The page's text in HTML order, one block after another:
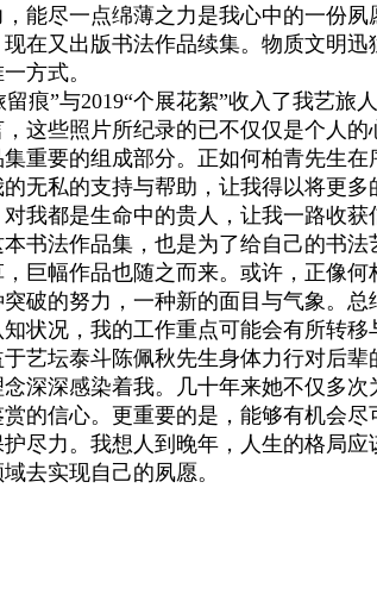
能尽一点绵薄之力是我心中的一份
现在又出版书法作品续集。物质文明
方式。
”与2019“个展花絮”收入了我艺旅
这些照片所纪录的已不仅仅是个人
重要的组成部分。正如何柏青先生
无私的支持与帮助，让我得以将更
我都是生命中的贵人，让我一路收
书法作品集，也是为了给自己的书法
巨幅作品也随之而来。或许，正像
破的努力，一种新的面目与气象。
状况，我的工作重点可能会有所转
艺坛泰斗陈佩秋先生身体力行对后
深深感染着我。几十年来她不仅多
的信心。更重要的是，能够有机会
尽力。我想人到晚年，人生的格局
去实现自己的夙愿。